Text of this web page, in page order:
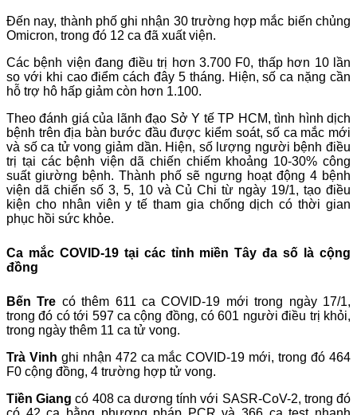
Đến nay, thành phố ghi nhận 30 trường hợp mắc biến chủng
Omicron, trong đó 12 ca đã xuất viện.
Các bệnh viện đang điều trị hơn 3.700 F0, thấp hơn 10 lần
so với khi cao điểm cách đây 5 tháng. Hiện, số ca nặng cần
hỗ trợ hô hấp giảm còn hơn 1.100.
Theo đánh giá của lãnh đạo Sở Y tế TP HCM, tình hình dịch
bệnh trên địa bàn bước đầu được kiểm soát, số ca mắc mới
và số ca tử vong giảm dần. Hiện, số lượng người bệnh điều
trị tại các bệnh viện dã chiến chiếm khoảng 10-30% công
suất giường bệnh. Thành phố sẽ ngưng hoạt động 4 bệnh
viện dã chiến số 3, 5, 10 và Củ Chi từ ngày 19/1, tạo điều
kiện cho nhân viên y tế tham gia chống dịch có thời gian
phục hồi sức khỏe.
Ca mắc COVID-19 tại các tỉnh miền Tây đa số là cộng
đồng
Bến Tre có thêm 611 ca COVID-19 mới trong ngày 17/1,
trong đó có tới 597 ca cộng đồng, có 601 người điều trị khỏi,
trong ngày thêm 11 ca tử vong.
Trà Vinh ghi nhận 472 ca mắc COVID-19 mới, trong đó 464
F0 cộng đồng, 4 trường hợp tử vong.
Tiền Giang có 408 ca dương tính với SASR-CoV-2, trong đó